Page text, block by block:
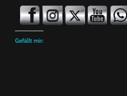
Gefällt mir: